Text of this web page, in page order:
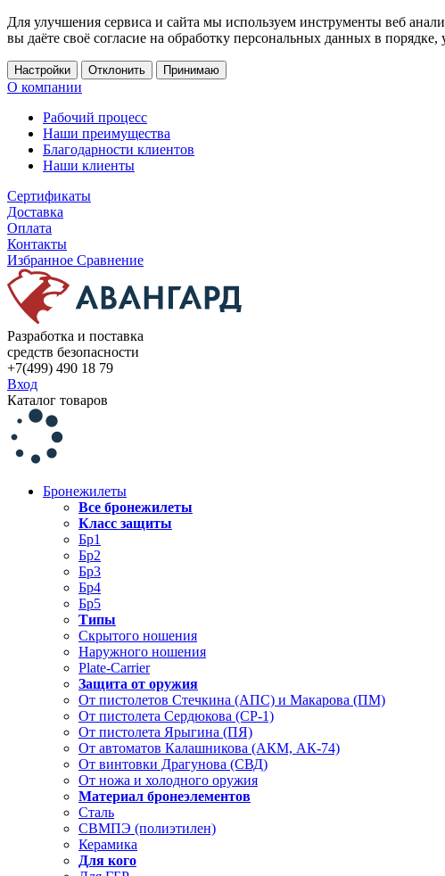
Для улучшения сервиса и сайта мы используем инструменты веб
вы даёте своё согласие на обработку персональных данных в порядке,
Настройки Отклонить Принимаю
О компании
Рабочий процесс
Наши преимущества
Благодарности клиентов
Наши клиенты
Сертификаты
Доставка
Оплата
Контакты
Избранное Сравнение
Разработка и поставка
средств безопасности
+7(499) 490 18 79
Вход
Каталог товаров
Бронежилеты
Все бронежилеты
Класс защиты
Бр1
Бр2
Бр3
Бр4
Бр5
Типы
Скрытого ношения
Наружного ношения
Plate-Carrier
Защита от оружия
От пистолетов Стечкина (АПС) и Макарова (ПМ)
От пистолета Сердюкова (СР-1)
От пистолета Ярыгина (ПЯ)
От автоматов Калашникова (АКМ, АК-74)
От винтовки Драгунова (СВД)
От ножа и холодного оружия
Материал бронеэлементов
Сталь
СВМПЭ (полиэтилен)
Керамика
Для кого